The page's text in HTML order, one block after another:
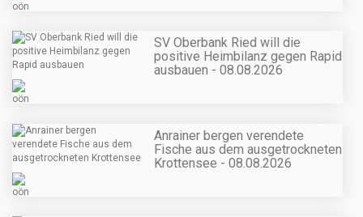
SV Oberbank Ried will die
positive Heimbilanz gegen Rapid
ausbauen - 08.08.2026
Anrainer bergen verendete
Fische aus dem ausgetrockneten
Krottensee - 08.08.2026